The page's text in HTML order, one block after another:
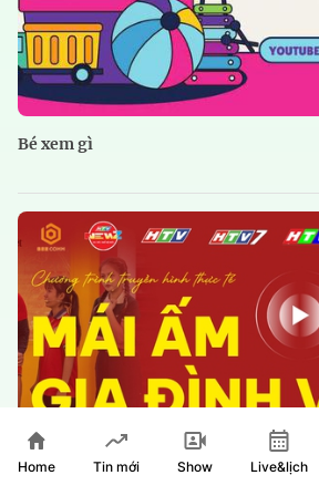
Bé xem gì
Home Tin mới Show Live&lịch